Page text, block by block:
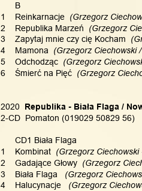
      B
1    Reinkarnacje
(Grzegorz
2    Republika Marzeń
(Grzegorz
3    Zapytaj mnie czy cię Kocham
4    Mamona
(Grzegorz Ciechowski
5    Odchodząc
(Grzegorz
6    Śmierć na Pięć
(Grzegorz
2020
Republika - Biała Flaga /
2-CD  Pomaton (019029 50829 56)
      CD1 Biała Flaga
1    Kombinat
(Grzegorz Ciechowski
2    Gadające Głowy
(Grzegorz
3    Biała Flaga
(Grzegorz
4    Halucynacje
(Grzegorz